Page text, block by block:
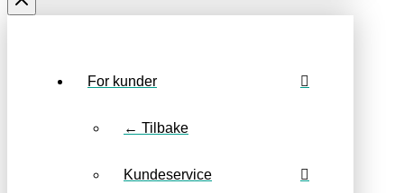
For kunder
← Tilbake
Kundeservice